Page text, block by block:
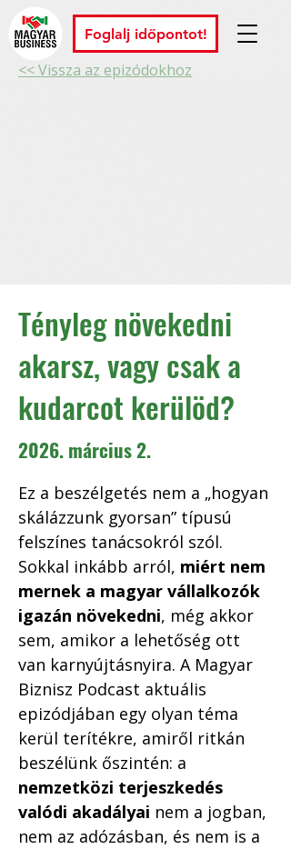
Foglalj időpontot!
<< Vissza az epizódokhoz
Tényleg növekedni
akarsz, vagy csak a
kudarcot kerülöd?
2026. március 2.
Ez a beszélgetés nem a „hogyan
skálázzunk gyorsan” típusú
felszínes tanácsokról szól.
Sokkal inkább arról, miért nem
mernek a magyar vállalkozók
igazán növekedni, még akkor
sem, amikor a lehetőség ott
van karnyújtásnyira. A Magyar
Biznisz Podcast aktuális
epizódjában egy olyan téma
kerül terítékre, amiről ritkán
beszélünk őszintén: a
nemzetközi terjeszkedés
valódi akadályai nem a jogban,
nem az adózásban, és nem is a